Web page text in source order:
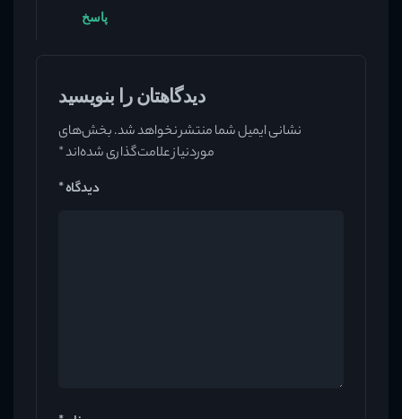
پاسخ
دیدگاهتان را بنویسید
نشانی ایمیل شما منتشر نخواهد شد.بخش‌های
موردنیاز علامت‌گذاری شده‌اند*
دیدگاه*